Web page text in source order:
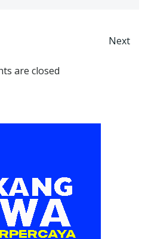
navigation
Next
are closed